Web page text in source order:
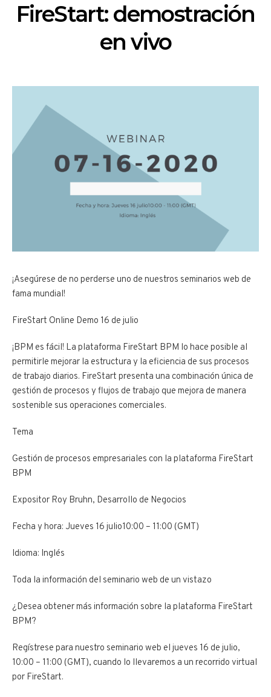
FireStart: demostración
en vivo
¡Asegúrese de no perderse uno de nuestros seminarios web de
fama mundial!
FireStart Online Demo 16 de julio
¡BPM es fácil! La plataforma FireStart BPM lo hace posible al
permitirle mejorar la estructura y la eficiencia de sus procesos
de trabajo diarios. FireStart presenta una combinación única de
gestión de procesos y flujos de trabajo que mejora de manera
sostenible sus operaciones comerciales.
Tema
Gestión de procesos empresariales con la plataforma FireStart
BPM
Expositor Roy Bruhn, Desarrollo de Negocios
Fecha y hora: Jueves 16 julio10:00 – 11:00 (GMT)
Idioma: Inglés
Toda la información del seminario web de un vistazo
¿Desea obtener más información sobre la plataforma FireStart
BPM?
Regístrese para nuestro seminario web el jueves 16 de julio,
10:00 – 11:00 (GMT), cuando lo llevaremos a un recorrido virtual
por FireStart.